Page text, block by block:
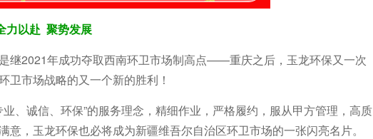
力以赴 聚势发展
继2021年成功夺取西南环卫市场制高点——重庆之后，玉龙环保又一次
市场战略的又一个新的胜利！
、诚信、环保”的服务理念，精细作业，严格履约，服从甲方管理，高质
，玉龙环保也必将成为新疆维吾尔自治区环卫市场的一张闪亮名片。